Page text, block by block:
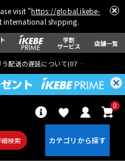
visit "https://global.ikebe-
international shipping.
学割
サービス 店舗一覧
う配送の遅延について(07月29日
細検索
0